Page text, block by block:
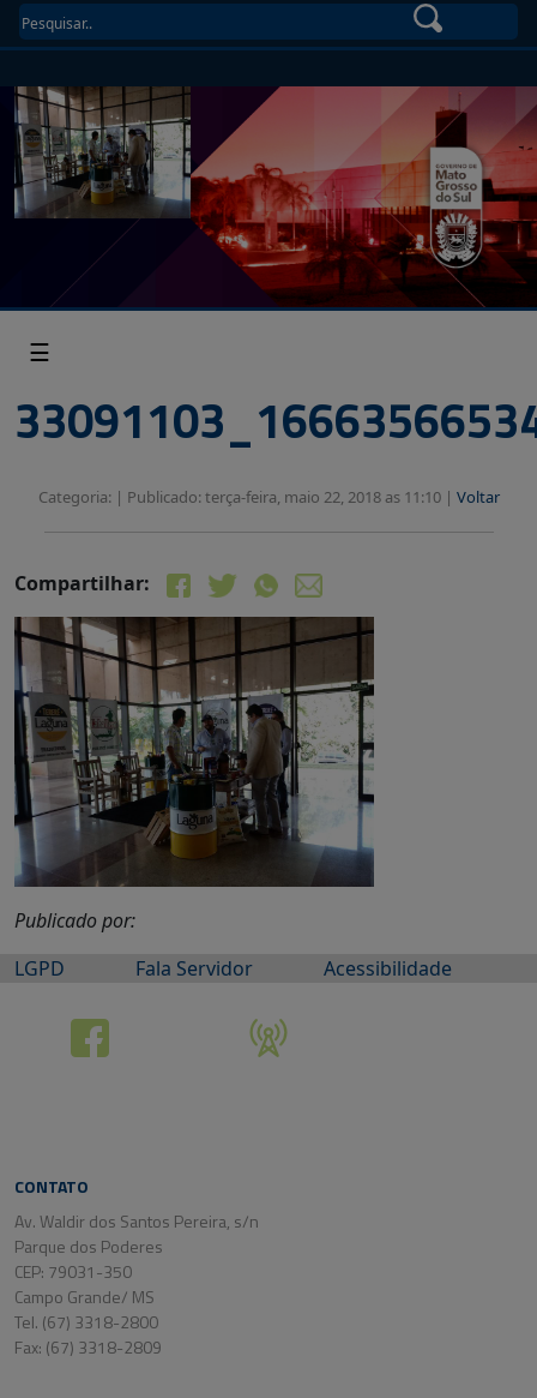
☰
Categoria: | Publicado: terça-feira, maio 22, 2018 as 11:10 | Voltar
Compartilhar:
Publicado por:
LGPD
Fala Servidor Acessibilidade
CONTATO
Av. Waldir dos Santos Pereira, s/n
Parque dos Poderes
CEP: 79031-350
Campo Grande/ MS
Tel. (67) 3318-2800
Fax: (67) 3318-2809